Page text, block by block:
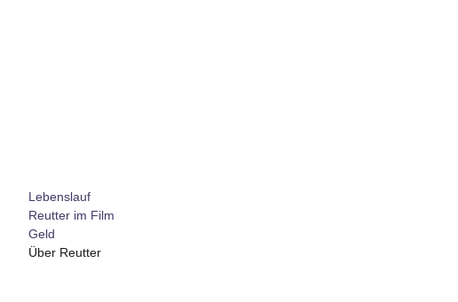
Lebenslauf
Reutter im Film
Geld
Über Reutter